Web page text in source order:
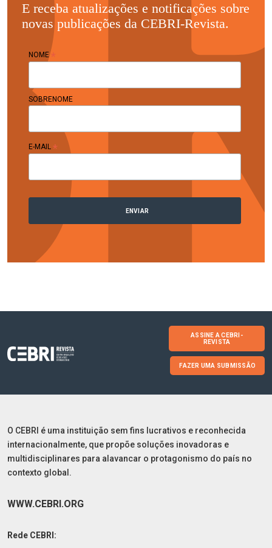
E receba atualizações e notificações sobre
novas publicações da CEBRI-Revista.
NOME
SOBRENOME
E-MAIL *
ASSINE A CEBRI-
REVISTA
FAZER UMA SUBMISSÃO
O CEBRI é uma instituição sem fins lucrativos e reconhecida
internacionalmente, que propõe soluções inovadoras e
multidisciplinares para alavancar o protagonismo do país no
contexto global.
WWW.CEBRI.ORG
Rede CEBRI: